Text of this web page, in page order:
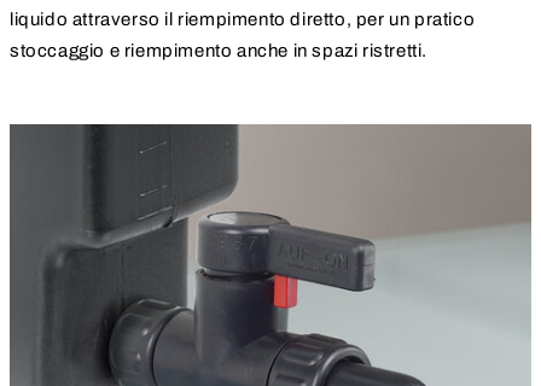
liquido attraverso il riempimento diretto, per un pratico
stoccaggio e riempimento anche in spazi ristretti.